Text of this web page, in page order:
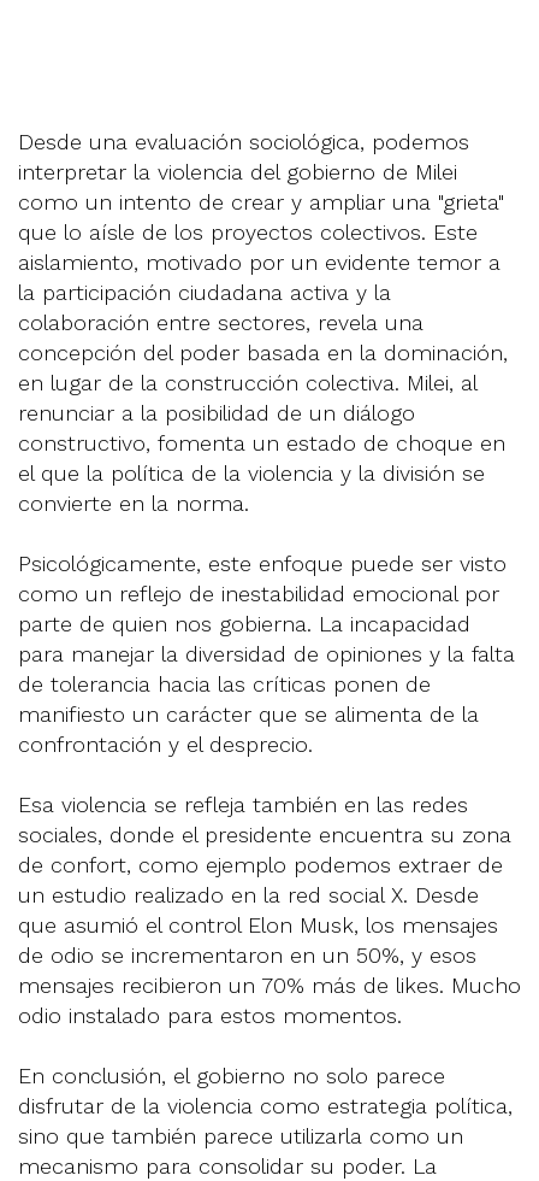
Desde una evaluación sociológica, podemos
interpretar la violencia del gobierno de Milei
como un intento de crear y ampliar una "grieta"
que lo aísle de los proyectos colectivos. Este
aislamiento, motivado por un evidente temor a
la participación ciudadana activa y la
colaboración entre sectores, revela una
concepción del poder basada en la dominación,
en lugar de la construcción colectiva. Milei, al
renunciar a la posibilidad de un diálogo
constructivo, fomenta un estado de choque en
el que la política de la violencia y la división se
convierte en la norma.
Psicológicamente, este enfoque puede ser visto
como un reflejo de inestabilidad emocional por
parte de quien nos gobierna. La incapacidad
para manejar la diversidad de opiniones y la falta
de tolerancia hacia las críticas ponen de
manifiesto un carácter que se alimenta de la
confrontación y el desprecio.
Esa violencia se refleja también en las redes
sociales, donde el presidente encuentra su zona
de confort, como ejemplo podemos extraer de
un estudio realizado en la red social X. Desde
que asumió el control Elon Musk, los mensajes
de odio se incrementaron en un 50%, y esos
mensajes recibieron un 70% más de likes. Mucho
odio instalado para estos momentos.
En conclusión, el gobierno no solo parece
disfrutar de la violencia como estrategia política,
sino que también parece utilizarla como un
mecanismo para consolidar su poder. La